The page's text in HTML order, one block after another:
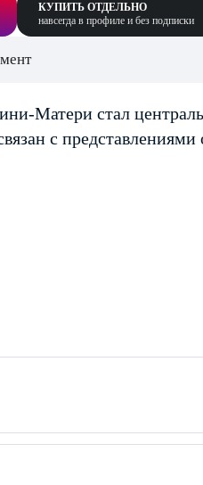
КУПИТЬ ОТДЕЛЬНО
навсегда в профиле и без подписки
Матери стал
с представлениями